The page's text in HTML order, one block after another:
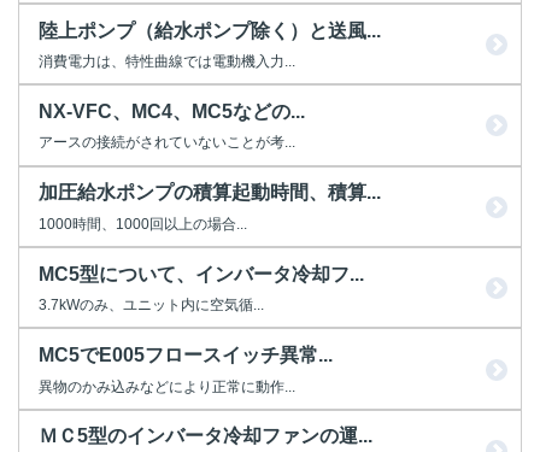
陸上ポンプ（給水ポンプ除く）と送風...
消費電力は、特性曲線では電動機入力...
NX-VFC、MC4、MC5などの...
アースの接続がされていないことが考...
加圧給水ポンプの積算起動時間、積算...
1000時間、1000回以上の場合...
MC5型について、インバータ冷却フ...
3.7kWのみ、ユニット内に空気循...
MC5でE005フロースイッチ異常...
異物のかみ込みなどにより正常に動作...
ＭＣ5型のインバータ冷却ファンの運...